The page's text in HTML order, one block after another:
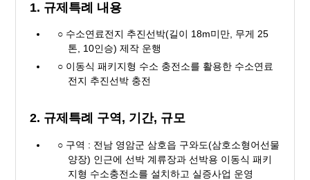
1. 규제특례 내용
○ 수소연료전지 추진선박(길이 18m미만, 무게 25
톤, 10인승) 제작 운행
○ 이동식 패키지형 수소 충전소를 활용한 수소연료
전지 추진선박 충전
2. 규제특례 구역, 기간, 규모
○ 구역 : 전남 영암군 삼호읍 구와도(삼호소형어선물
양장) 인근에 선박 계류장과 선박용 이동식 패키
지형 수소충전소를 설치하고 실증사업 운영